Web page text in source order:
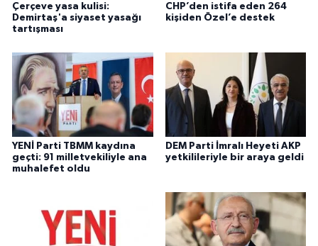
Çerçeve yasa kulisi:
Demirtaş'a siyaset yasağı
tartışması
CHP’den istifa eden 264
kişiden Özel’e destek
YENİ Parti TBMM kaydına
geçti: 91 milletvekiliyle ana
muhalefet oldu
DEM Parti İmralı Heyeti AKP
yetkilileriyle bir araya geldi